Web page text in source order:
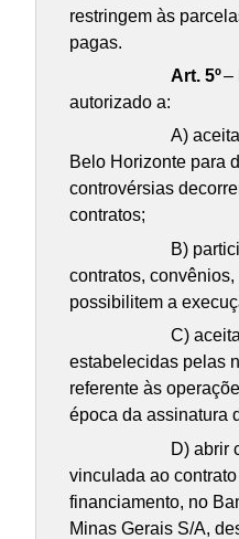
restringem às
pagas.
Art. 5º–
autorizado a:
A)
Belo Horizonte para
controvérsias
contratos;
B)
contratos,
possibilitem a
C)
estabelecidas pelas
referente às
época da assinatura
D) abrir
vinculada ao
financiamento, no
Minas Gerais S/A,